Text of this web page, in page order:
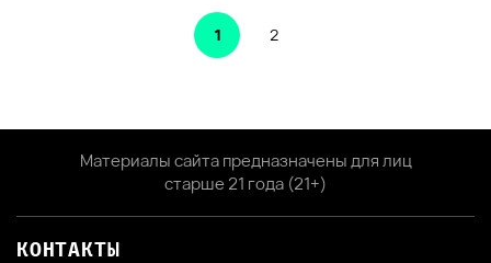
1 2
Материалы сайта предназначены для лиц
старше 21 года (21+)
КОНТАКТЫ